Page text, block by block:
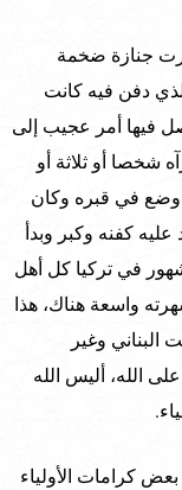
جنازة ضخمة
دفن فيه كانت
فيها أمر عجيب إلى
شخصا أو ثلاثة أو
وضع في قبره وكان
كفنه وكبر وبدأ
في تركيا كل أهل
واسعة هناك، هذا
البناني وغير
الله، أليس الله
كرامات الأولياء